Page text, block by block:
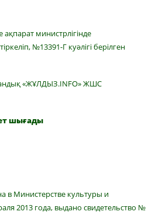
министрлігінде
№13391-Г куәлігі берілген
«ЖҰЛДЫЗ.INFO» ЖШС
шығады
в Министерстве культуры и
2013 года, выдано свидетельство №